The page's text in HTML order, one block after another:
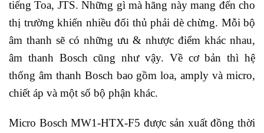
tiếng Toa, JTS. Những gì mà hãng này mang đến cho
thị trường khiến nhiều đối thủ phải dè chừng. Mỗi bộ
âm thanh sẽ có những ưu & nhược điểm khác nhau,
âm thanh Bosch cũng như vậy. Về cơ bản thì hệ
thống âm thanh Bosch bao gồm loa, amply và micro,
chiết áp và một số bộ phận khác.
Micro Bosch MW1-HTX-F5 được sản xuất đồng thời